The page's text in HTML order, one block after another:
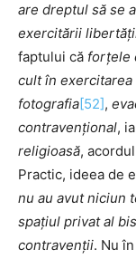
are dreptul să se
exercitării
faptului că forțele
cult în
fotografia[52],
contravențional,
religioasă,
Practic, ideea de
nu au avut niciun
spațiul privat al
contravenții. Nu